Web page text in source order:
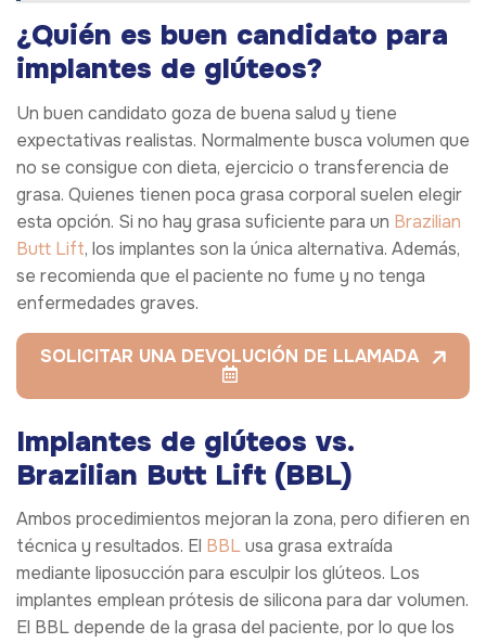
¿Quién es buen candidato para
implantes de glúteos?
Un buen candidato goza de buena salud y tiene
expectativas realistas. Normalmente busca volumen que
no se consigue con dieta, ejercicio o transferencia de
grasa. Quienes tienen poca grasa corporal suelen elegir
esta opción. Si no hay grasa suficiente para un Brazilian
Butt Lift, los implantes son la única alternativa. Además,
se recomienda que el paciente no fume y no tenga
enfermedades graves.
SOLICITAR UNA DEVOLUCIÓN DE LLAMADA
Implantes de glúteos vs.
Brazilian Butt Lift (BBL)
Ambos procedimientos mejoran la zona, pero difieren en
técnica y resultados. El BBLusa grasa extraída
mediante liposucción para esculpir los glúteos. Los
implantes emplean prótesis de silicona para dar volumen.
El BBL depende de la grasa del paciente, por lo que los